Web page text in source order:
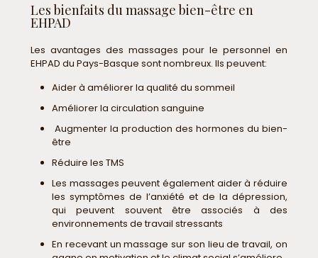
Les bienfaits du massage bien-être en
EHPAD
Les avantages des massages pour le personnel en
EHPAD du Pays-Basque sont nombreux. Ils peuvent:
Aider à améliorer la qualité du sommeil
Améliorer la circulation sanguine
Augmenter la production des hormones du bien-
être
Réduire les TMS
Les massages peuvent également aider à réduire
les symptômes de l’anxiété et de la dépression,
qui peuvent souvent être associés à des
environnements de travail stressants
En recevant un massage sur son lieu de travail, on